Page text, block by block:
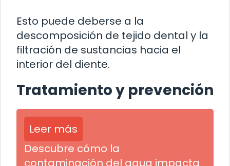
Esto puede deberse a la
descomposición de tejido dental y la
filtración de sustancias hacia el
interior del diente.
Tratamiento y prevención
Leer más
Descubre cómo la
contaminación del agua impacta